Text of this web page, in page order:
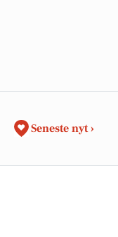
Seneste nyt ›